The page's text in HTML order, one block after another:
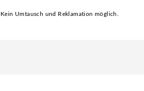
Kein Umtausch und Reklamation möglich.